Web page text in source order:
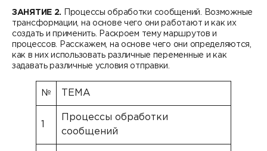
ЗАНЯТИЕ 2.
Процессы обработки сообщений. Возможные
трансформации, на основе чего они работают и как их
создать и применить. Раскроем тему маршрутов и
процессов. Расскажем, на основе чего они определяются,
как в них использовать различные переменные и как
задавать различные условия отправки.
№ ТЕМА
Процессы обработки
сообщений